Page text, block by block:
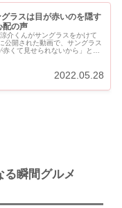
ラスは目が赤いのを隠す
配の声
介くんがサングラスをかけて
くて見せられないから」と明
2022.05.28
る瞬間グルメ